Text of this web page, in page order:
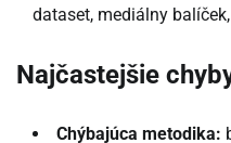
dataset, mediálny
Najčastejšie
Chýbajúca metodika: